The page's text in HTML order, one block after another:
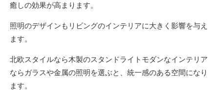
癒しの効果が高まります。
照明のデザインもリビングのインテリアに大きく影響を与え
ます。
北欧スタイルなら木製のスタンドライトモダンなインテリア
ならガラスや金属の照明を選ぶと、統一感のある空間になり
ます。